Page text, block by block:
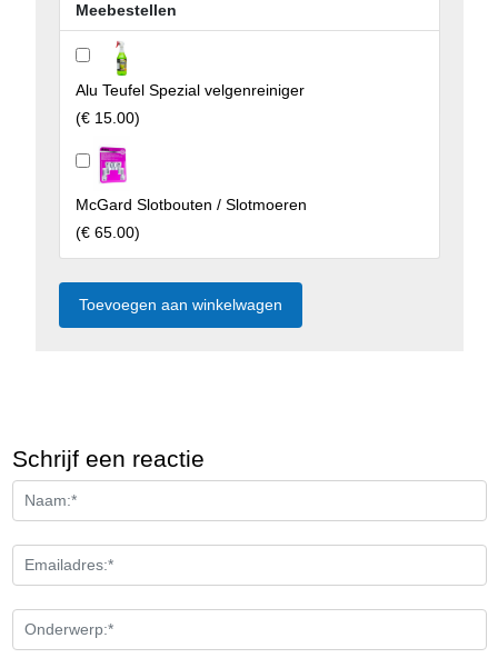
Meebestellen
Alu Teufel Spezial velgenreiniger
(€ 15.00)
McGard Slotbouten / Slotmoeren
(€ 65.00)
Schrijf een reactie